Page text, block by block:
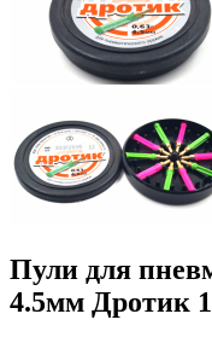
Пули для
4.5мм Дротик